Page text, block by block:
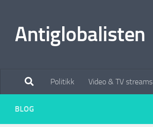
Antiglobalisten
Politikk Video & TV streams
BLOG